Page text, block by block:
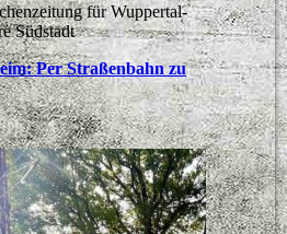
für Wuppertal-
Südstadt
Per Straßenbahn zu